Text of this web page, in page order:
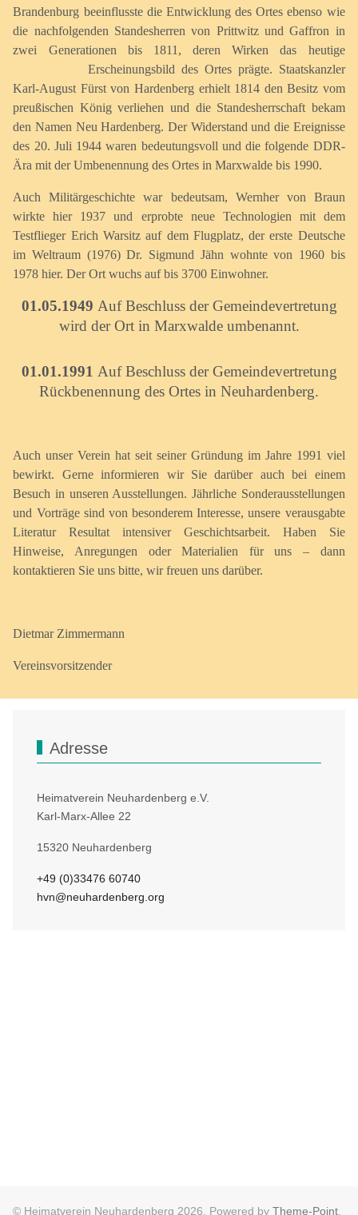
Brandenburg beeinflusste die Entwicklung des Ortes ebenso wie
die nachfolgenden Standesherren von Prittwitz und Gaffron in
zwei Generationen bis 1811, deren Wirken das heutige
Erscheinungsbild des Ortes prägte. Staatskanzler
Karl-August Fürst von Hardenberg erhielt 1814 den Besitz vom
preußischen König verliehen und die Standesherrschaft bekam
den Namen Neu Hardenberg. Der Widerstand und die Ereignisse
des 20. Juli 1944 waren bedeutungsvoll und die folgende DDR-
Ära mit der Umbenennung des Ortes in Marxwalde bis 1990.
Auch Militärgeschichte war bedeutsam, Wernher von Braun
wirkte hier 1937 und erprobte neue Technologien mit dem
Testflieger Erich Warsitz auf dem Flugplatz, der erste Deutsche
im Weltraum (1976) Dr. Sigmund Jähn wohnte von 1960 bis
1978 hier. Der Ort wuchs auf bis 3700 Einwohner.
01.05.1949 Auf Beschluss der Gemeindevertretung
wird der Ort in Marxwalde umbenannt.
01.01.1991 Auf Beschluss der Gemeindevertretung
Rückbenennung des Ortes in Neuhardenberg.
Auch unser Verein hat seit seiner Gründung im Jahre 1991 viel
bewirkt. Gerne informieren wir Sie darüber auch bei einem
Besuch in unseren Ausstellungen. Jährliche Sonderausstellungen
und Vorträge sind von besonderem Interesse, unsere verausgabte
Literatur Resultat intensiver Geschichtsarbeit. Haben Sie
Hinweise, Anregungen oder Materialien für uns – dann
kontaktieren Sie uns bitte, wir freuen uns darüber.
Dietmar Zimmermann
Vereinsvorsitzender
Adresse
Heimatverein Neuhardenberg e.V.
Karl-Marx-Allee 22
15320 Neuhardenberg
+49 (0)33476 60740
hvn@neuhardenberg.org
© Heimatverein Neuhardenberg 2026, Powered byTheme-Point